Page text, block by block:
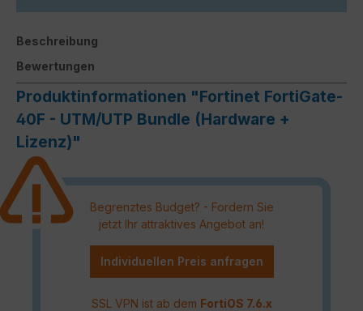
Beschreibung
Bewertungen
Produktinformationen "Fortinet FortiGate-
40F - UTM/UTP Bundle (Hardware +
Lizenz)"
Begrenztes Budget? - Fordern Sie
jetzt Ihr attraktives Angebot an!
Individuellen Preis anfragen
SSL VPN ist ab dem FortiOS 7.6.x